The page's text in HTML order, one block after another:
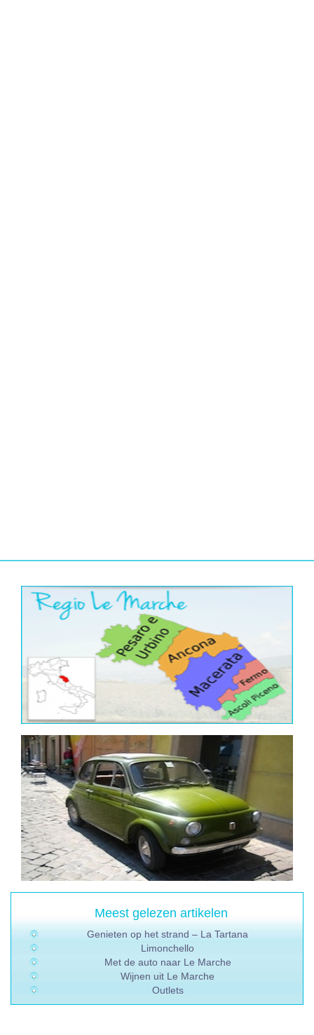
Meest gelezen artikelen
Genieten op het strand – La Tartana
Limonchello
Met de auto naar Le Marche
Wijnen uit Le Marche
Outlets